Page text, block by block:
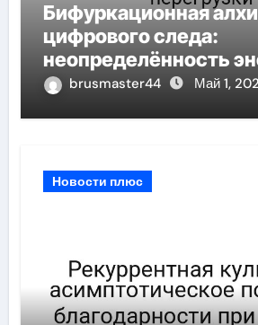
Бифуркационная
цифрового следа:
неопределённость
условиях
brusmaster44 Май 1,
Новости плюс